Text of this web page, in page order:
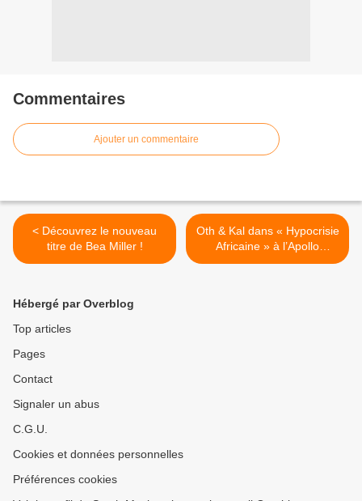
Commentaires
Ajouter un commentaire
< Découvrez le nouveau
titre de Bea Miller !
Oth & Kal dans « Hypocrisie
Africaine » à l’Apollo
Théâtre, nous y étions ! >
Hébergé par Overblog
Top articles
Pages
Contact
Signaler un abus
C.G.U.
Cookies et données personnelles
Préférences cookies